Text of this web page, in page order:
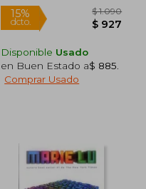
Nuevo
Disponible Usado
en Buen Estado a$ 885
Comprar Usado